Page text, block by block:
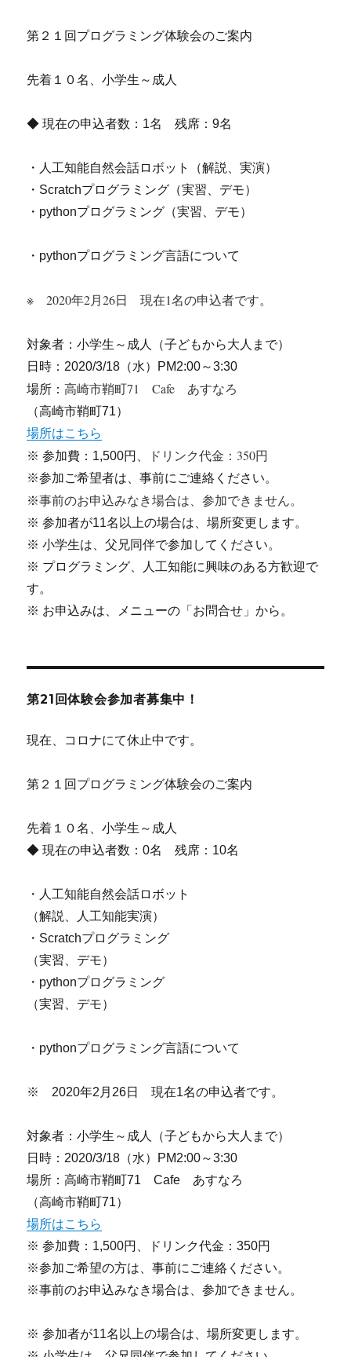
第２１回プログラミング体験会のご案内
先着１０名、小学生～成人
◆ 現在の申込者数：1名 残席：9名
・人工知能自然会話ロボット（解説、実演）
・Scratchプログラミング（実習、デモ）
・pythonプログラミング（実習、デモ）
・pythonプログラミング言語について
※ 2020年2月26日 現在1名の申込者です。
対象者：小学生～成人（子どもから大人まで）
日時：2020/3/18（水）PM2:00～3:30
場所：高崎市鞘町71 Cafe あすなろ
（高崎市鞘町71）
場所はこちら
※ 参加費：1,500円、
ドリンク代金：350円
※参加ご希望者は、事前にご連絡ください。
※事前のお申込みなき場合は、参加できません。
※ 参加者が11名以上の場合は、場所変更します。
※ 小学生は、父兄同伴で参加してください。
※ プログラミング、人工知能に興味のある方歓迎で
す。
※ お申込みは、メニューの「お問合せ」から。
第21回体験会参加者募集中！
現在、コロナにて休止中です。
第２１回プログラミング体験会のご案内
先着１０名、小学生～成人
◆ 現在の申込者数：0名 残席：10名
・人工知能自然会話ロボット
（解説、人工知能実演）
・Scratchプログラミング
（実習、デモ）
・pythonプログラミング
（実習、デモ）
・pythonプログラミング言語について
※ 2020年2月26日 現在1名の申込者です。
対象者：小学生～成人（子どもから大人まで）
日時：2020/3/18（水）PM2:00～3:30
場所：高崎市鞘町71 Cafe あすなろ
（高崎市鞘町71）
場所はこちら
※ 参加費：1,500円、ドリンク代金：350円
※参加ご希望の方は、事前にご連絡ください。
※事前のお申込みなき場合は、参加できません。
※ 参加者が11名以上の場合は、場所変更します。